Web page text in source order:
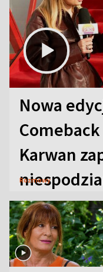
Nowa
Comeback
Karwan
Rozmowy